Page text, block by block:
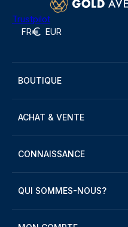
Trustpilot
FR EUR
BOUTIQUE
ACHAT & VENTE
CONNAISSANCE
QUI SOMMES-NOUS?